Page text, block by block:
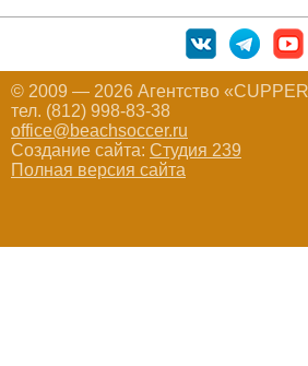
© 2009 — 2026 Агентство
тел. (812) 998-83-38
office@beachsoccer.ru
Создание сайта: Студия 239
Полная версия сайта